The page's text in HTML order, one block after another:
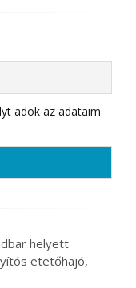
adok az adataim
helyett
etetőhajó,